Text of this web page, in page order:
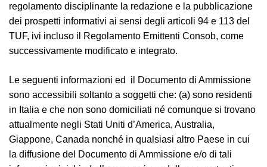
regolamento disciplinante la redazione e la pubblicazione
dei prospetti informativi ai sensi degli articoli 94 e 113 del
TUF, ivi incluso il Regolamento Emittenti Consob, come
successivamente modificato e integrato.
Le seguenti informazioni ed il Documento di Ammissione
sono accessibili soltanto a soggetti che: (a) sono residenti
in Italia e che non sono domiciliati né comunque si trovano
attualmente negli Stati Uniti d’America, Australia,
Giappone, Canada nonché in qualsiasi altro Paese in cui
la diffusione del Documento di Ammissione e/o di tali